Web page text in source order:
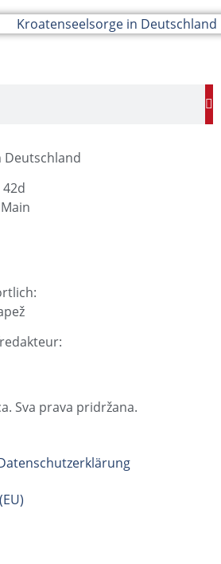
Deutschland
Sva prava pridržana.